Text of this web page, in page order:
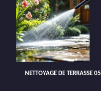
NETTOYAGE DE TERRASSE 05